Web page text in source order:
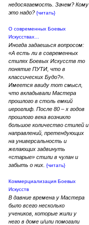
недосягаемость. Зачем? Кому
это надо? {читать}
О современных Боевых
Искусствах…
Иногда задаешься вопросом:
«А есть ли в современных
стилях Боевых Искусств то
понятие ПУТИ, что в
классических Будо?».
Имеется ввиду тот смысл,
что вкладывали Мастера
прошлого в столь емкий
иероглиф. После 80 – х годов
прошлого века возникло
большое количество стилей и
направлений, претендующих
на универсальность и
желающих задвинуть
«старые» стили в чулан и
забыть о них. {читать}
Коммерциализация Боевых
Искусств
В давние времена у Мастера
было всего несколько
учеников, которые жили у
него в доме и/или помогали